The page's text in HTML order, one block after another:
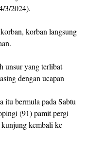
3/2024).
korban langsung
unsur yang terlibat
dengan ucapan
itu bermula pada Sabtu
(91) pamit pergi
kembali ke